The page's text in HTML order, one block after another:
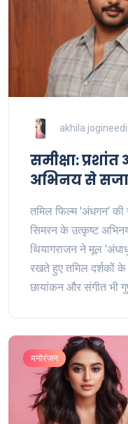
akhila jogineedi
समीक्षा:
अभिनय से
तमिल फिल्म 'अंधगन' की
सिमरन के उत्कृष्ट
थियागराजन ने मूल
रखते हुए तमिल दर्शकों
छायांकन और संगीत भी
मनोरंजन